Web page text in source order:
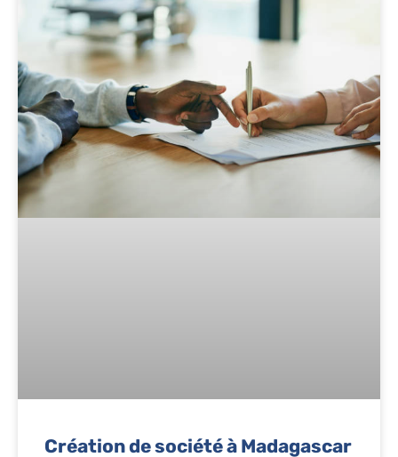
Création de société à Madagascar